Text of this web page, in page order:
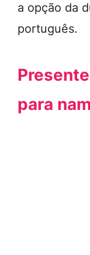
a opção da
português.
para